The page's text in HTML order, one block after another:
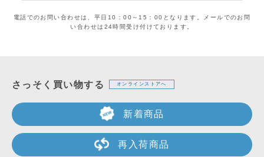
電話でのお問い合わせは、平日10：00～15：00となります。メールでのお問
い合わせは24時間受け付けております。
さっそく買い物する オンラインストアへ
新着商品
再入荷商品